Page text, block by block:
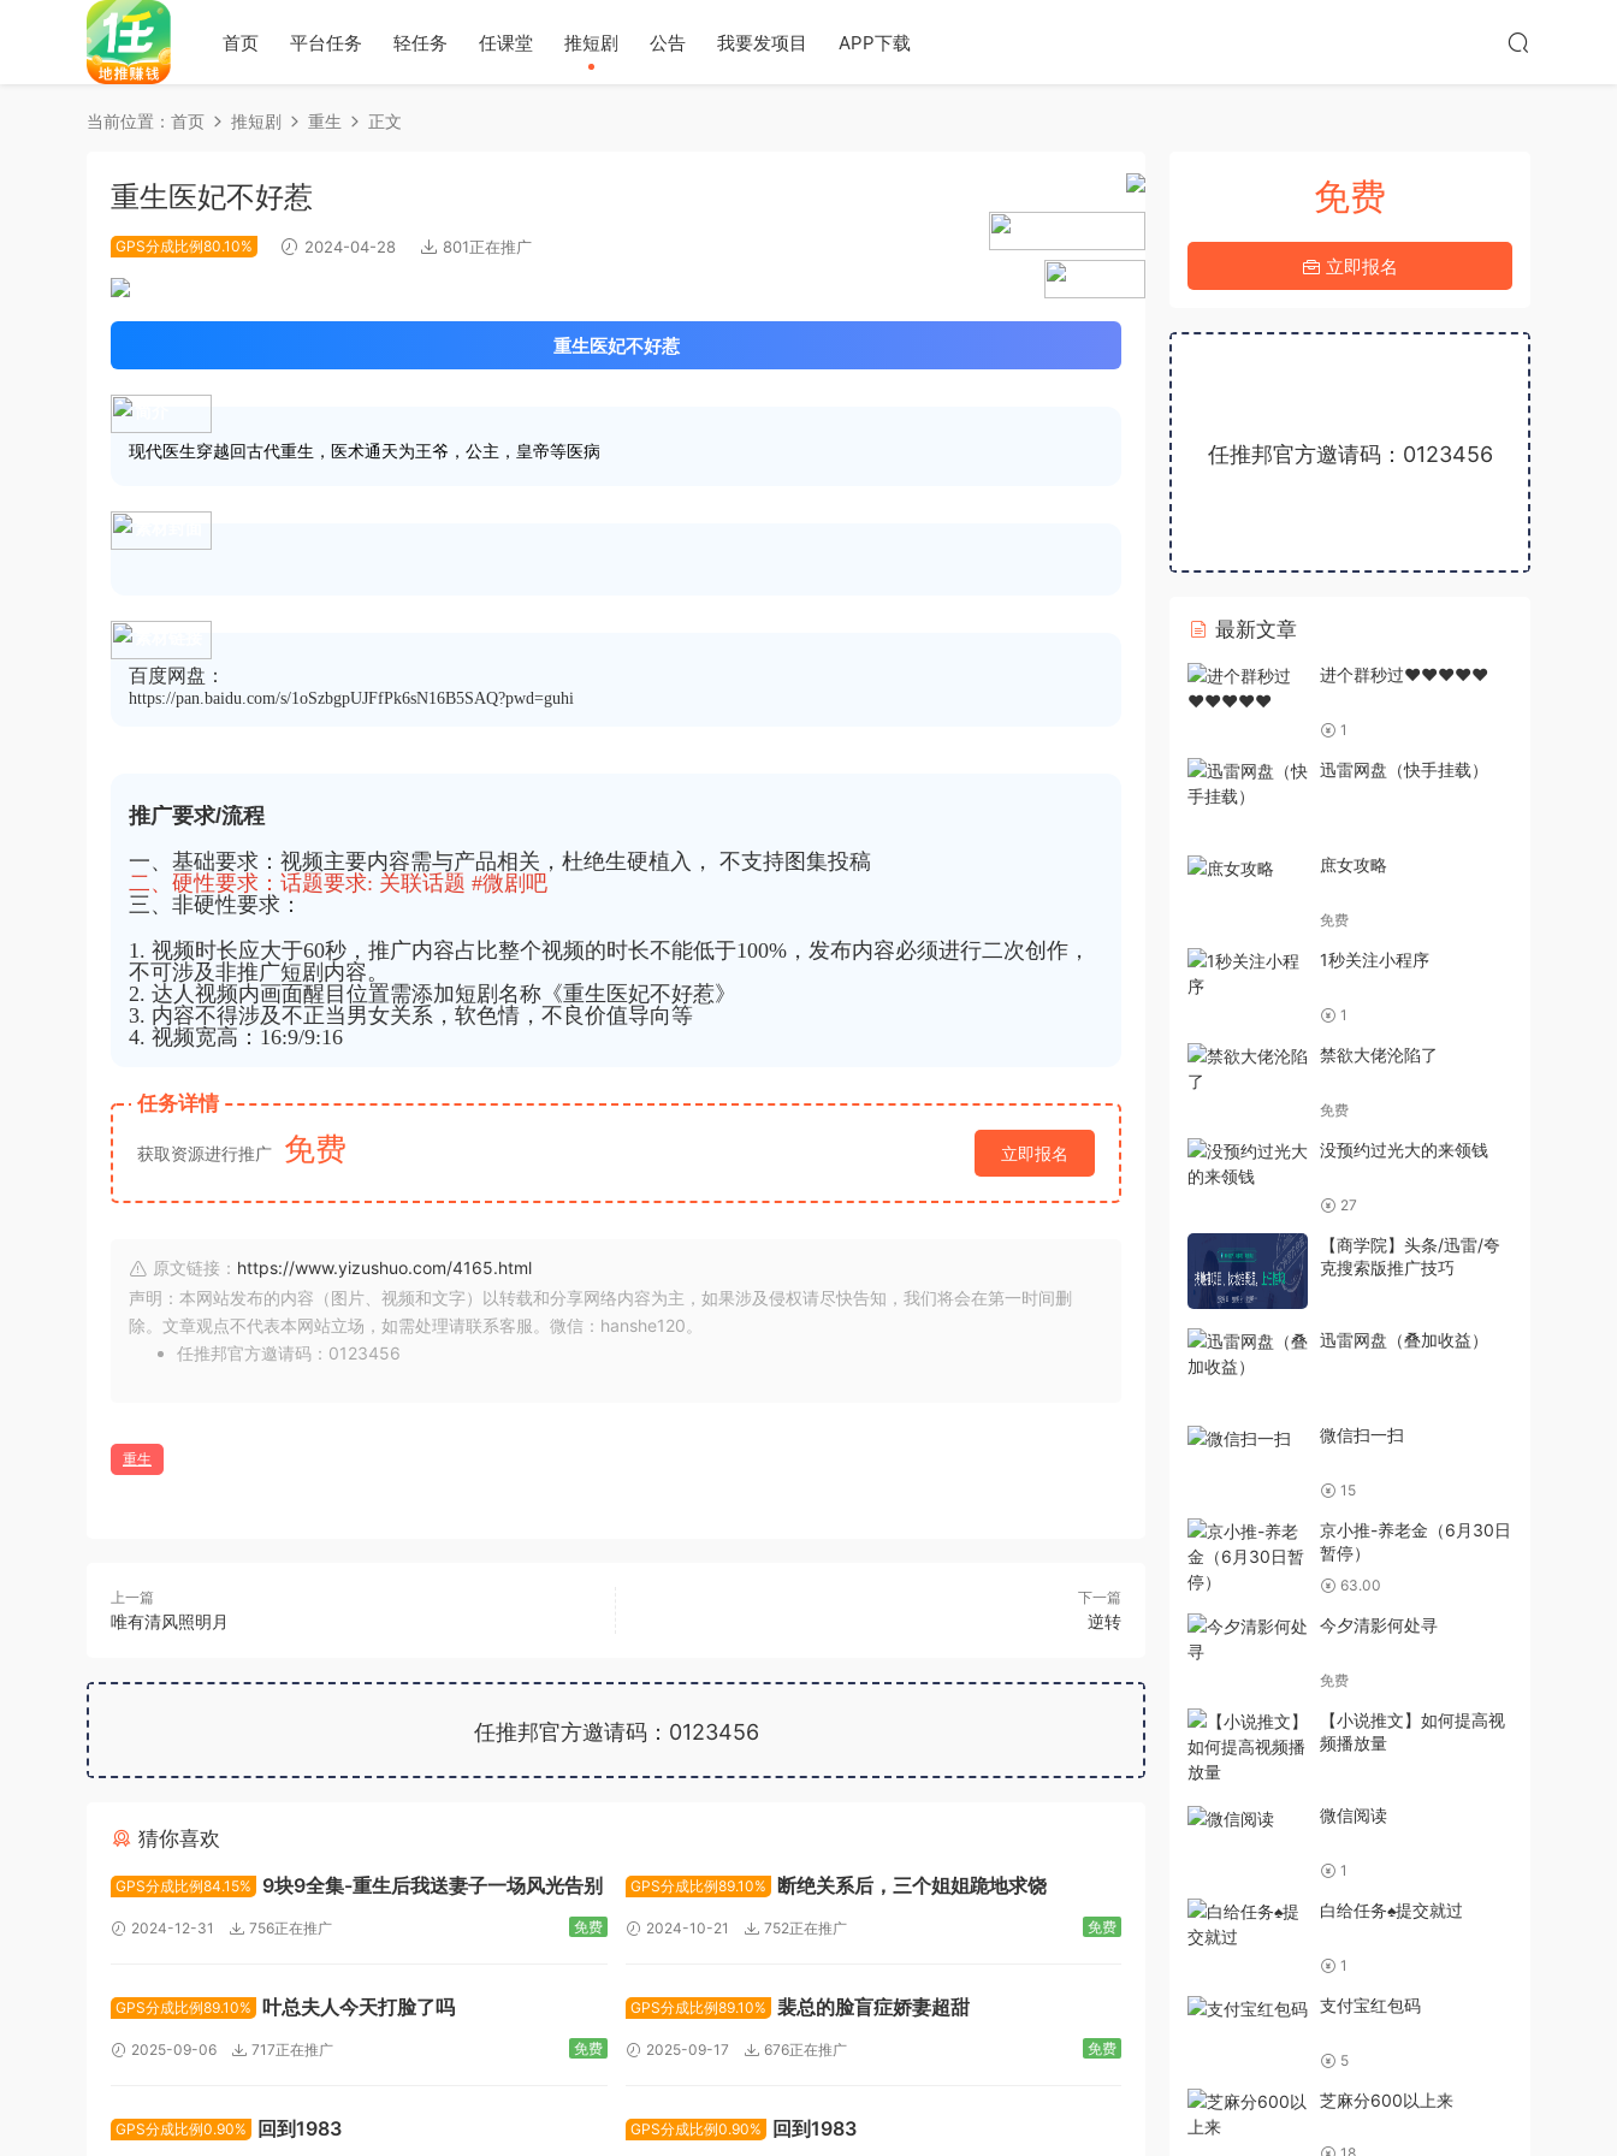
首页 平台任务 轻任务 任课堂 推短剧 公告 我要发项目 APP下载
当前位置： 首页 推短剧 重生 正文
重生医妃不好惹
GPS分成比例80.10% 2024-04-28
801正在推广
重生医妃不好惹
现代医生穿越回古代重生，医术通天为王爷，公主，皇帝等医病
百度网盘：
https://pan.baidu.com/s/1oSzbgpUJFfPk6sN16B5SAQ?pwd=guhi
推广要求/流程
一、基础要求：视频主要内容需与产品相关，杜绝生硬植入， 不支持图集投稿
二、硬性要求： 话题要求: 关联话题 #微剧吧
三、非硬性要求：
1. 视频时长应大于60秒，推广内容占比整个视频的时长不能低于100%，发布内容必须进行二次创作，
不可涉及非推广短剧内容。
2. 达人视频内画面醒目位置需添加短剧名称《重生医妃不好惹》
3. 内容不得涉及不正当男女关系，软色情，不良价值导向等
4. 视频宽高：16:9/9:16
任务详情
获取资源进行推广 免费 立即报名
原文链接： https://www.yizushuo.com/4165.html
声明：本网站发布的内容（图片、视频和文字）以转载和分享网络内容为主，如果涉及侵权请尽快告知，我们将会在第一时间删
除。文章观点不代表本网站立场，如需处理请联系客服。微信：hanshe120。
任推邦官方邀请码：0123456
重生
上一篇
唯有清风照明月
下一篇
逆转
任推邦官方邀请码：0123456
猜你喜欢
GPS分成比例84.15% 9块9全集-重生后我送妻子一场风光告别
2024-12-31 756正在推广 免费
GPS分成比例89.10% 断绝关系后，三个姐姐跪地求饶
2024-10-21 752正在推广 免费
GPS分成比例89.10% 叶总夫人今天打脸了吗
2025-09-06 717正在推广 免费
GPS分成比例89.10% 裴总的脸盲症娇妻超甜
2025-09-17 676正在推广 免费
GPS分成比例0.90% 回到1983 GPS分成比例0.90% 回到1983
免费
立即报名
任推邦官方邀请码：0123456
最新文章
进个群秒过♥♥♥♥♥
1
迅雷网盘（快手挂载）
庶女攻略
免费
1秒关注小程序
1
禁欲大佬沦陷了
免费
没预约过光大的来领钱
27
【商学院】头条/迅雷/夸
克搜索版推广技巧
迅雷网盘（叠加收益）
微信扫一扫
15
京小推-养老金（6月30日
暂停）
63.00
今夕清影何处寻
免费
【小说推文】如何提高视
频播放量
微信阅读
1
白给任务♠提交就过
1
支付宝红包码
5
芝麻分600以上来